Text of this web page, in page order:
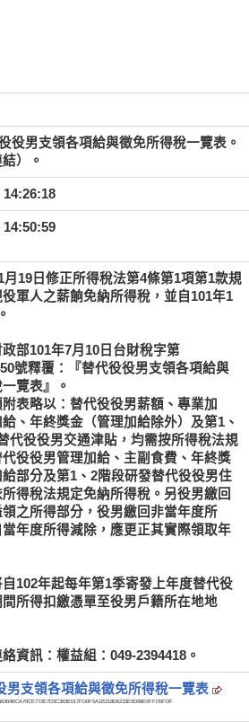
役男支領各項給與徵免所得稅一覽表。
）。
14:26:18
14:50:59
月19日修正所得稅法第4條第1項第1款規
軍人之薪餉免納所得稅，並自101年1
部101年7月10日台財稅字第
號釋覆：『替代役役男支領各項給與
覽表』。
略以：替代役役男薪額、專業加
、年終獎金（管理加給除外）及第1、
代役役男交通津貼，均需按所得稅法規
役役男管理加給、主副食費、年終獎
部分及第1、2階段研發替代役役男住
得稅法規定免納所得稅。另役男繳回
之所得部分，役男繳回非當年度所
年度所得減除，應更正其實際領取年
102年起每年第1季寄發上年度替代役
所得扣繳憑單至役男戶籍所在地地
資訊：權益組：049-2394418。
男支領各項給與徵免所得稅一覽表